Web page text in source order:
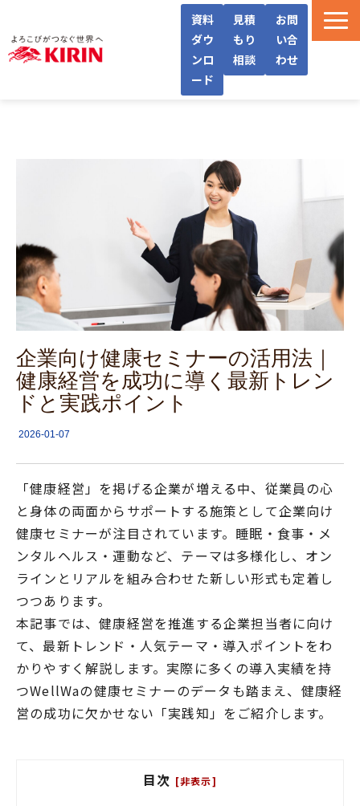
資料
ダウ
ンロ
ード
見積
もり
相談
お問
い合
わせ
導入フロー/料金
導入事例/インタビュー
よくあるご質問
お役立ち情報
企業向け健康セミナーの活用法｜
健康経営を成功に導く最新トレン
ドと実践ポイント
2026-01-07
「健康経営」を掲げる企業が増える中、従業員の心
と身体の両面からサポートする施策として企業向け
健康セミナーが注目されています。睡眠・食事・メ
ンタルヘルス・運動など、テーマは多様化し、オン
ラインとリアルを組み合わせた新しい形式も定着し
つつあります。
本記事では、健康経営を推進する企業担当者に向け
て、最新トレンド・人気テーマ・導入ポイントをわ
かりやすく解説します。実際に多くの導入実績を持
つWellWaの健康セミナーのデータも踏まえ、健康経
営の成功に欠かせない「実践知」をご紹介します。
目次 [非表示]